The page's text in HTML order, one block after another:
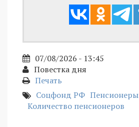
07/08/2026 - 13:45
Повестка дня
Печать
Соцфонд РФ Пенсионеры
Количество пенсионеров